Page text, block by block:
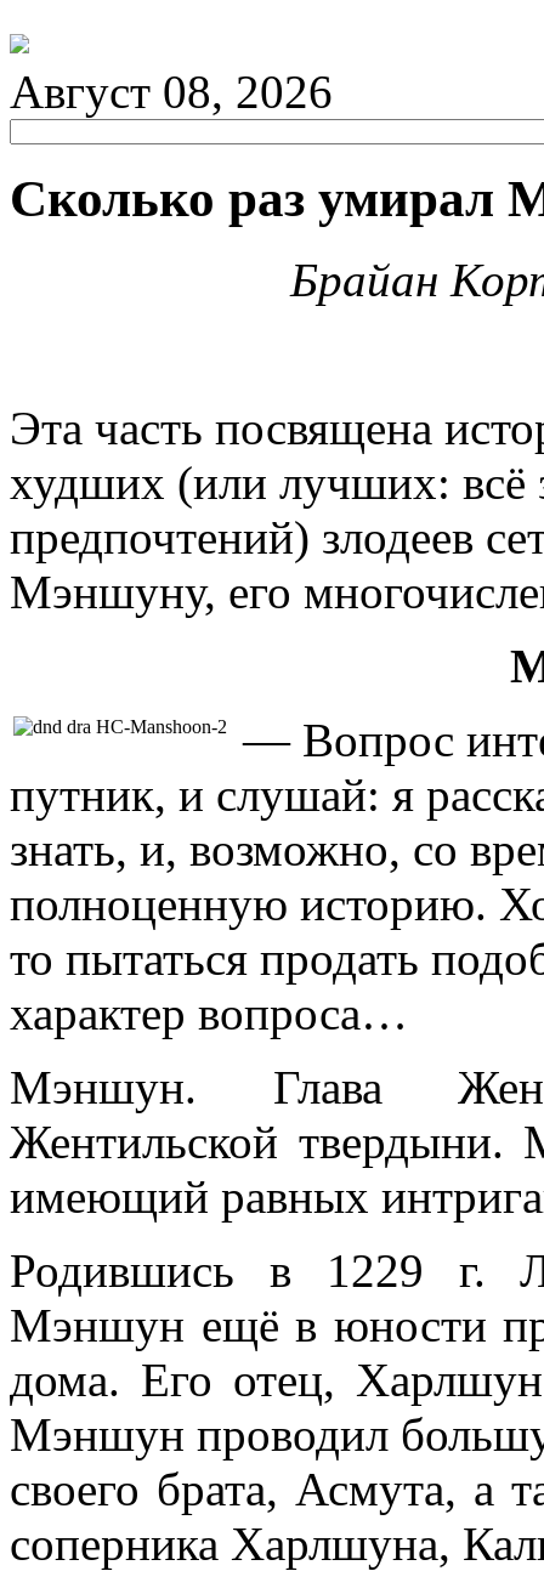
Август 08, 2026
Сколько раз умирал
Брайан
Эта часть посвящена
худших (или лучших: всё
предпочтений) злодеев
Мэншуну, его
— Вопрос
путник, и слушай: я
знать, и, возможно, со
полноценную историю.
то пытаться продать
характер вопроса…
Мэншун. Глава
Жентильской твердыни.
имеющий равных
Родившись в 1229 г.
Мэншун ещё в юности
дома. Его отец,
Мэншун проводил
своего брата, Асмута, а
соперника Харлшуна,